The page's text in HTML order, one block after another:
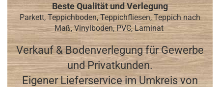
Beste Qualität und Verlegung
Parkett, Teppichboden, Teppichfliesen, Teppich nach
Maß, Vinylboden, PVC, Laminat
Verkauf & Bodenverlegung für Gewerbe
und Privatkunden.
Eigener Lieferservice im Umkreis von